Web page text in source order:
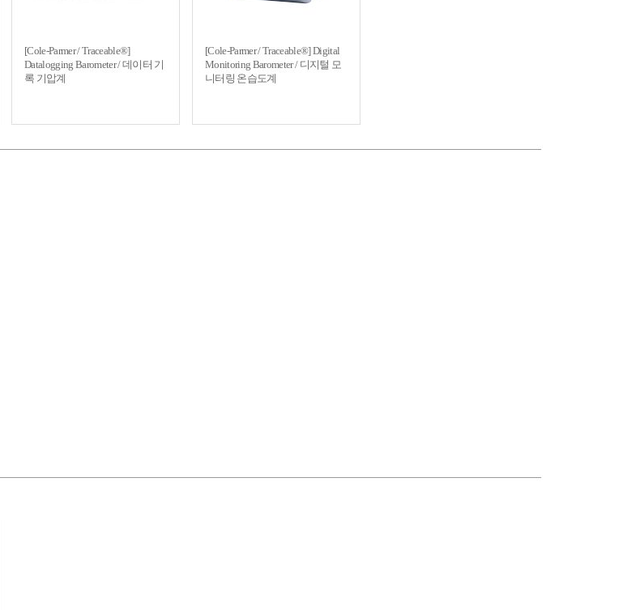
[Cole-Parmer / Traceable®]
Datalogging Barometer / 데이터 기
록 기압계
[Cole-Parmer / Traceable®] Digital
Monitoring Barometer / 디지털 모
니터링 온습도계